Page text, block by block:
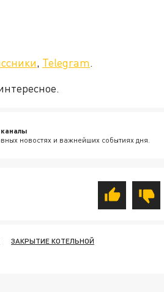
, Telegram.
новостях и важнейших событиях дня.
ЗАКРЫТИЕ КОТЕЛЬНОЙ